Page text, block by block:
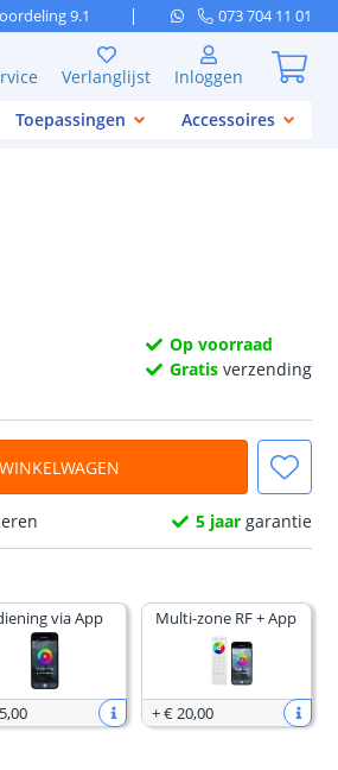
9.1 073 704 11 01
Verlanglijst
Inloggen
Toepassingen Accessoires
Op voorraad
Gratis verzending
5 jaargarantie
via App
,00
Multi-zone RF + App
+€ 20,00